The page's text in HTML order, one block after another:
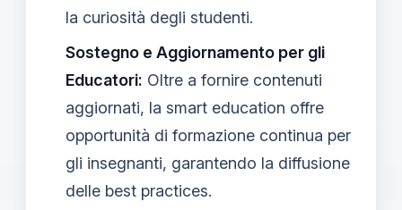
la curiosità degli studenti.
Sostegno e Aggiornamento per gli
Educatori: Oltre a fornire contenuti
aggiornati, la smart education offre
opportunità di formazione continua per
gli insegnanti, garantendo la diffusione
delle best practices.